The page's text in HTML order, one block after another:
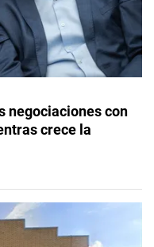
negociaciones con
crece la